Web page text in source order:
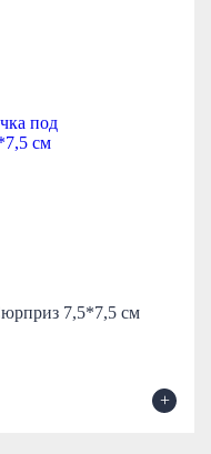
7,5*7,5 см
+